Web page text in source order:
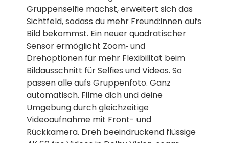
Gruppenselfie machst, erweitert sich das
Sichtfeld, sodass du mehr Freund:innen aufs
Bild bekommst. Ein neuer quadratischer
Sensor ermöglicht Zoom‑ und
Drehoptionen für mehr Flexibilität beim
Bildausschnitt für Selfies und Videos. So
passen alle aufs Gruppenfoto. Ganz
automatisch. Filme dich und deine
Umgebung durch gleichzeitige
Videoaufnahme mit Front- und
Rückkamera. Dreh beeindruckend flüssige